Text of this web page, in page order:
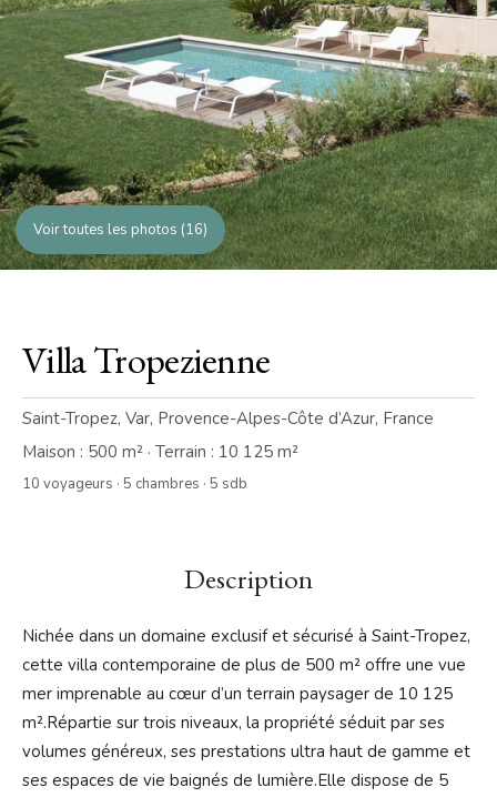
Voir toutes les photos (16)
Villa Tropezienne
Saint-Tropez, Var, Provence-Alpes-Côte d’Azur, France
Maison : 500 m² · Terrain : 10 125 m²
10 voyageurs · 5 chambres · 5 sdb
Description
Nichée dans un domaine exclusif et sécurisé à Saint-Tropez,
cette villa contemporaine de plus de 500 m² offre une vue
mer imprenable au cœur d’un terrain paysager de 10 125
m².Répartie sur trois niveaux, la propriété séduit par ses
volumes généreux, ses prestations ultra haut de gamme et
ses espaces de vie baignés de lumière.Elle dispose de 5